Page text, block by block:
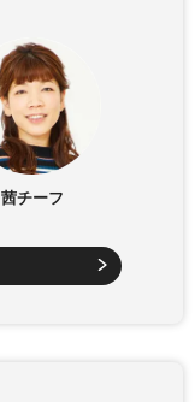
茜チーフ